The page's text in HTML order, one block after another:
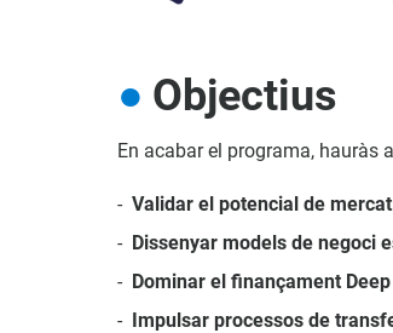
Objectius
En acabar el programa, hauràs
Validar el potencial de mercat
Dissenyar models de negoci
Dominar el finançament
Impulsar processos de